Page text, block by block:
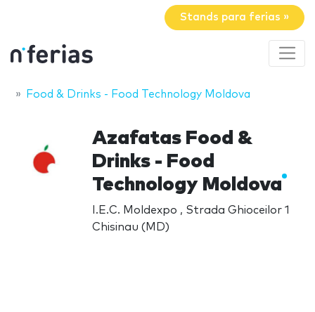
Stands para ferias »
Food & Drinks - Food Technology Moldova
Azafatas Food &
Drinks - Food
Technology Moldova
I.E.C. Moldexpo , Strada Ghioceilor 1
Chisinau (MD)